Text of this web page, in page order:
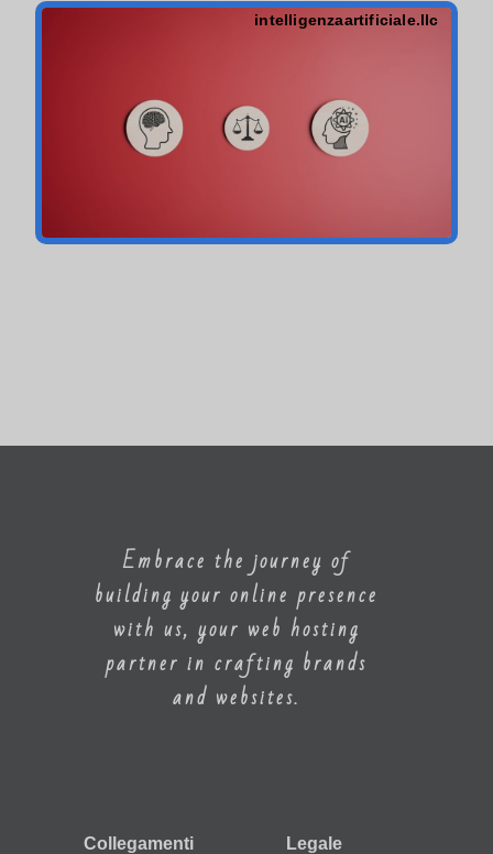
intelligenzaartificiale.llc
Embrace the journey of
building your online presence
with us, your web hosting
partner in crafting brands
and websites.
Collegamenti
Legale